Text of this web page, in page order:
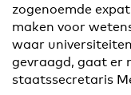
zogenoemde
maken voor
waar
gevraagd, gaat er
staatssecretaris